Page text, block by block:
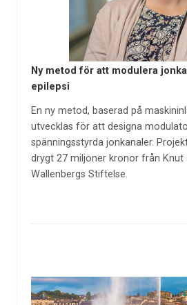
Ny metod för att modulera
epilepsi
En ny metod, baserad på
utvecklas för att designa
spänningsstyrda jonkanaler.
drygt 27 miljoner kronor från Knut
Wallenbergs Stiftelse.